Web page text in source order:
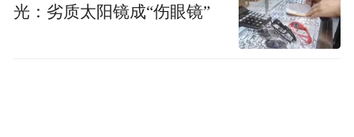
光：劣质太阳镜成“伤眼镜”